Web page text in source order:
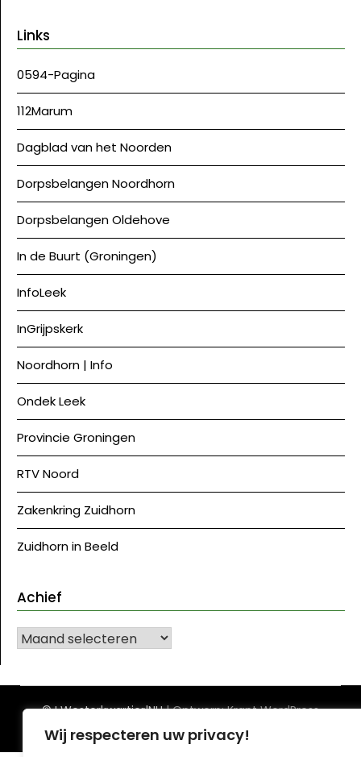
Wij respecteren uw privacy!
Links
0594-Pagina
112Marum
Dagblad van het Noorden
Dorpsbelangen Noordhorn
Dorpsbelangen Oldehove
In de Buurt (Groningen)
InfoLeek
InGrijpskerk
Noordhorn | Info
Ondek Leek
Provincie Groningen
RTV Noord
Zakenkring Zuidhorn
Zuidhorn in Beeld
Achief
Achief
©J Westerkwartier|NU| Ontwerp:Krant WordPress